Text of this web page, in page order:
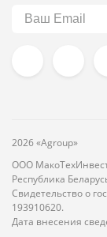
2026 «Agroup»
ООО
Республика
Свидетельство о
193910620.
Дата внесения